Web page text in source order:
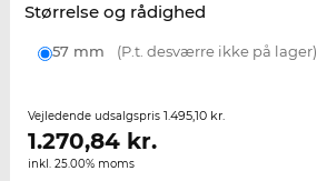
Størrelse og rådighed
57 mm (P.t. desværre ikke på lager)
Vejledende udsalgspris 1.495,10 kr.
1.270,84kr.
inkl. 25.00% moms